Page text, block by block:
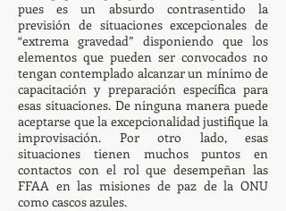
pues es un absurdo contrasentido la
previsión de situaciones excepcionales de
“extrema gravedad” disponiendo que los
elementos que pueden ser convocados no
tengan contemplado alcanzar un mínimo de
capacitación y preparación específica para
esas situaciones. De ninguna manera puede
aceptarse que la excepcionalidad justifique la
improvisación. Por otro lado, esas
situaciones tienen muchos puntos en
contactos con el rol que desempeñan las
FFAA en las misiones de paz de la ONU
como cascos azules.